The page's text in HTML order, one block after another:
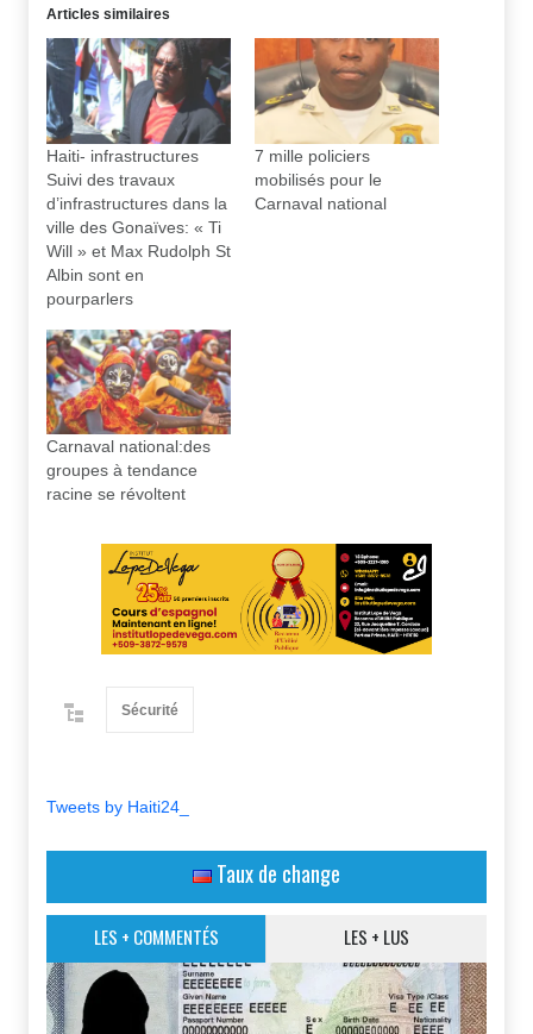
Articles similaires
Haiti- infrastructures
Suivi des travaux
d’infrastructures dans la
ville des Gonaïves: « Ti
Will » et Max Rudolph St
Albin sont en
pourparlers
7 mille policiers
mobilisés pour le
Carnaval national
Carnaval national:des
groupes à tendance
racine se révoltent
Sécurité
Tweets by Haiti24_
Taux de change
LES + COMMENTÉS LES + LUS